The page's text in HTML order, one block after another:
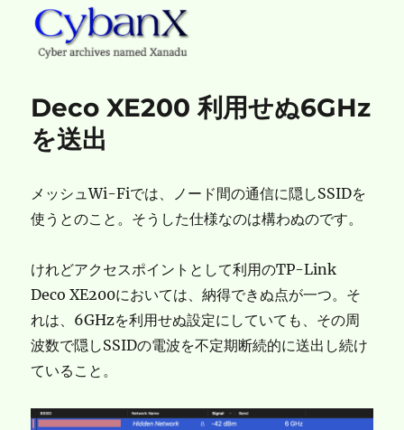
Deco XE200 利用せぬ6GHz
を送出
メッシュWi-Fiでは、ノード間の通信に隠しSSIDを
使うとのこと。そうした仕様なのは構わぬのです。
けれどアクセスポイントとして利用のTP-Link
Deco XE200においては、納得できぬ点が一つ。そ
れは、6GHzを利用せぬ設定にしていても、その周
波数で隠しSSIDの電波を不定期断続的に送出し続け
ていること。